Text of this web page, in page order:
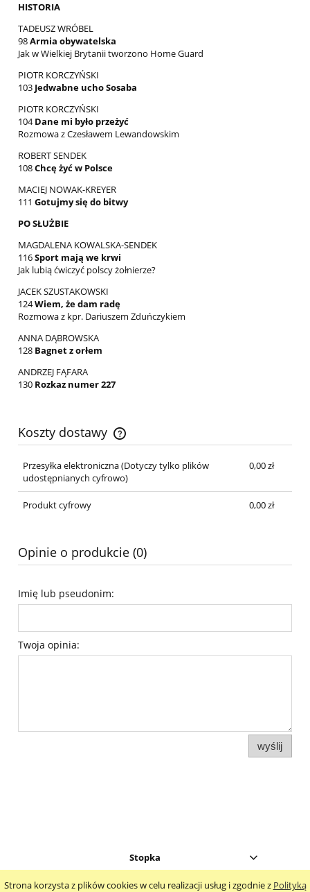
Strona korzysta z plików cookies w celu realizacji usług i zgodnie z Polityką
HISTORIA
TADEUSZ WRÓBEL
98Armia obywatelska
Jak w Wielkiej Brytanii tworzono Home Guard
PIOTR KORCZYŃSKI
103 Jedwabne ucho Sosaba
PIOTR KORCZYŃSKI
104Dane mi było przeżyć
Rozmowa z Czesławem Lewandowskim
ROBERT SENDEK
108Chcę żyć w Polsce
MACIEJ NOWAK-KREYER
111 Gotujmy się do bitwy
PO SŁUŻBIE
MAGDALENA KOWALSKA-SENDEK
116Sport mają we krwi
Jak lubią ćwiczyć polscy żołnierze?
JACEK SZUSTAKOWSKI
124Wiem, że dam radę
Rozmowa z kpr. Dariuszem Zduńczykiem
ANNA DĄBROWSKA
128 Bagnet z orłem
ANDRZEJ FĄFARA
130 Rozkaz numer 227
Koszty dostawy
Cena nie zawiera ewentualnych kosztów płatności
Przesyłka elektroniczna(Dotyczy tylko plików
udostępnianych cyfrowo)
0,00 zł
Produkt cyfrowy 0,00 zł
Opinie o produkcie (0)
Imię lub pseudonim:
Twoja opinia:
wyślij
Stopka